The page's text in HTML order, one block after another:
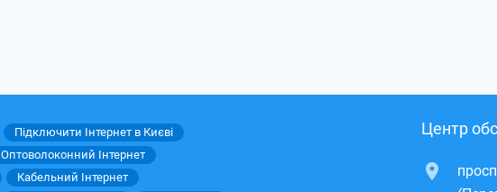
Центр
Підключити Інтернет в Києві
Оптоволоконний Інтернет
Кабельний Інтернет